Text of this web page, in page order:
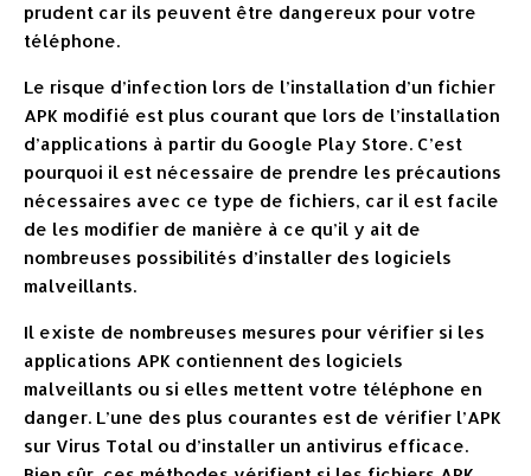
prudent car ils peuvent être dangereux pour votre
téléphone.
Le risque d’infection lors de l’installation d’un fichier
APK modifié est plus courant que lors de l’installation
d’applications à partir du Google Play Store. C’est
pourquoi il est nécessaire de prendre les précautions
nécessaires avec ce type de fichiers, car il est facile
de les modifier de manière à ce qu’il y ait de
nombreuses possibilités d’installer des logiciels
malveillants.
Il existe de nombreuses mesures pour vérifier si les
applications APK contiennent des logiciels
malveillants ou si elles mettent votre téléphone en
danger. L’une des plus courantes est de vérifier l’APK
sur Virus Total ou d’installer un antivirus efficace.